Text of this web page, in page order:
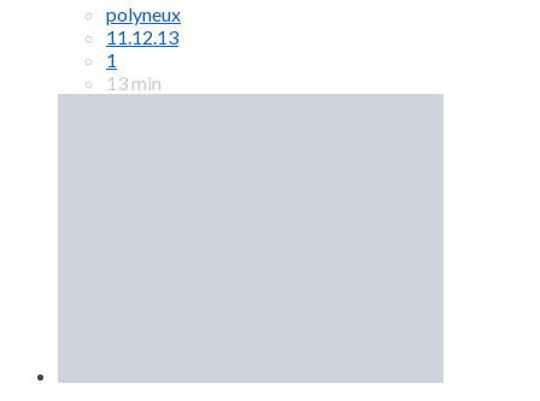
polyneux
11.12.13
1
13 min